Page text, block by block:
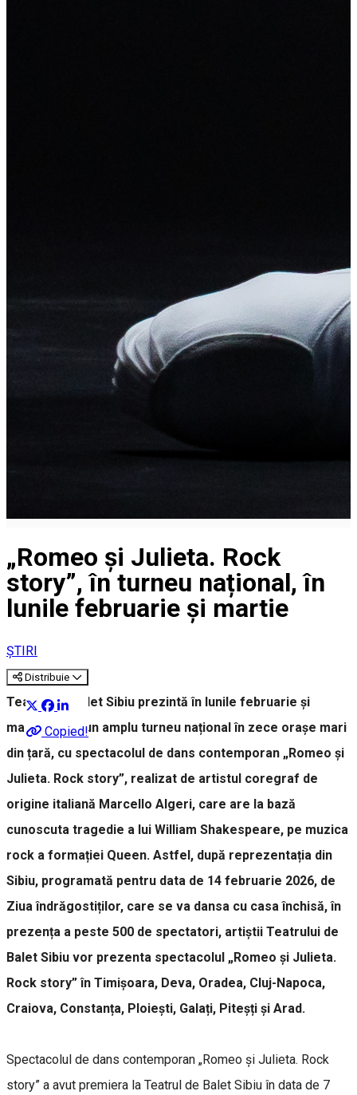
„Romeo și Julieta. Rock
story”, în turneu național, în
lunile februarie și martie
ȘTIRI
Distribuie
Copied!
Teatrul de Balet Sibiu prezintă în lunile februarie și
martie 2026, un amplu turneu național în zece orașe mari
din țară, cu spectacolul de dans contemporan „Romeo și
Julieta. Rock story”, realizat de artistul coregraf de
origine italiană Marcello Algeri, care are la bază
cunoscuta tragedie a lui William Shakespeare, pe muzica
rock a formației Queen. Astfel, după reprezentația din
Sibiu, programată pentru data de 14 februarie 2026, de
Ziua îndrăgostiților, care se va dansa cu casa închisă, în
prezența a peste 500 de spectatori, artiștii Teatrului de
Balet Sibiu vor prezenta spectacolul „Romeo și Julieta.
Rock story” în Timișoara, Deva, Oradea, Cluj-Napoca,
Craiova, Constanța, Ploiești, Galați, Piteșți și Arad.
Spectacolul de dans contemporan „Romeo și Julieta. Rock
story” a avut premiera la Teatrul de Balet Sibiu în data de 7